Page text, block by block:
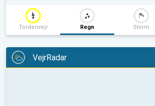
Tordenvejr Regn Storm
VejrRadar